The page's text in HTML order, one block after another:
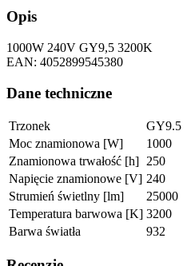
Opis
1000W 240V GY9,5 3200K
EAN: 4052899545380
Dane techniczne
Trzonek
GY9.5
Moc znamionowa [W]
1000
Znamionowa trwałość [h] 250
Napięcie znamionowe [V] 240
Strumień świetlny [lm]
25000
Temperatura barwowa [K] 3200
Barwa światła
932